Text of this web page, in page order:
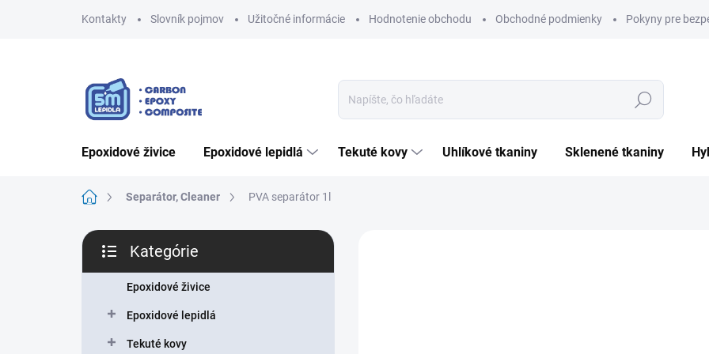
Kontakty Slovník pojmov Užitočné informácie Hodnotenie obchodu Obchodné podmienky Pokyny pre
Hľadať
epoxidové živice epoxidové lepidlá tekuté kovy uhlíkové tkaniny sklenené tkaniny
DomovSeparátor, Cleaner PVA separátor 1l
B
č
kategórie
Kategórie
Epoxidové živice
Epoxidové lepidlá
Tekuté kovy